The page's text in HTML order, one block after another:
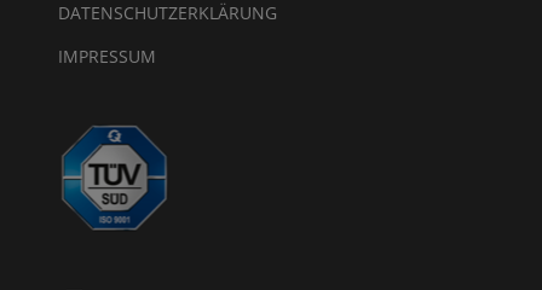
DATENSCHUTZERKLÄRUNG
IMPRESSUM